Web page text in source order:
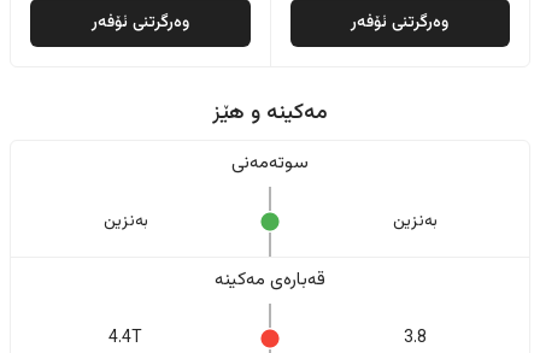
وەرگرتنی ئۆفەر وەرگرتنی ئۆفەر
مەکینە و هێز
سوتەمەنی
بەنزین بەنزین
قەبارەی مەکینە
3.8
4.4T